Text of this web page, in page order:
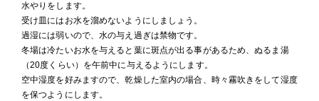
水やりをします。
受け皿にはお水を溜めないようにしましょう。
過湿には弱いので、水の与え過ぎは禁物です。
冬場は冷たいお水を与えると葉に斑点が出る事があるため、ぬるま湯
（20度くらい）を午前中に与えるようにします。
空中湿度を好みますので、乾燥した室内の場合、時々霧吹きをして湿度
を保つようにします。